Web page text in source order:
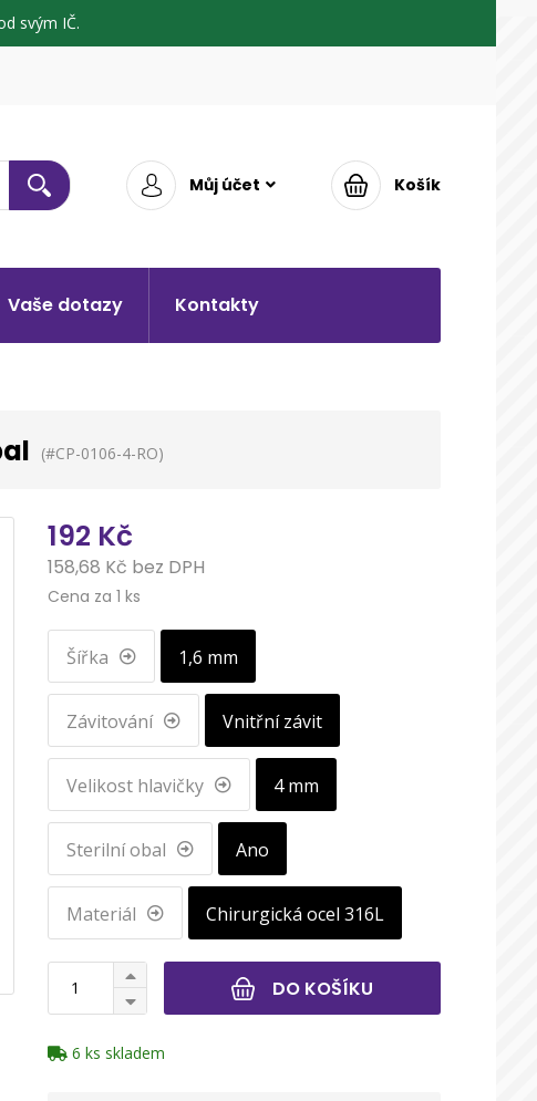
svým IČ.
Můj účet Košík
Vaše dotazy Kontakty
(#CP-0106-4-RO)
192 Kč
158,68 Kč bez DPH
Cena za 1 ks
Šířka 1,6 mm
Závitování Vnitřní závit
Velikost hlavičky 4 mm
Sterilní obal Ano
Materiál Chirurgická ocel 316L
DO KOŠÍKU
6 ks skladem